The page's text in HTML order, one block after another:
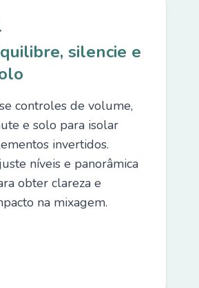
silencie e
controles de volume,
e solo para isolar
invertidos.
níveis e panorâmica
obter clareza e
na mixagem.